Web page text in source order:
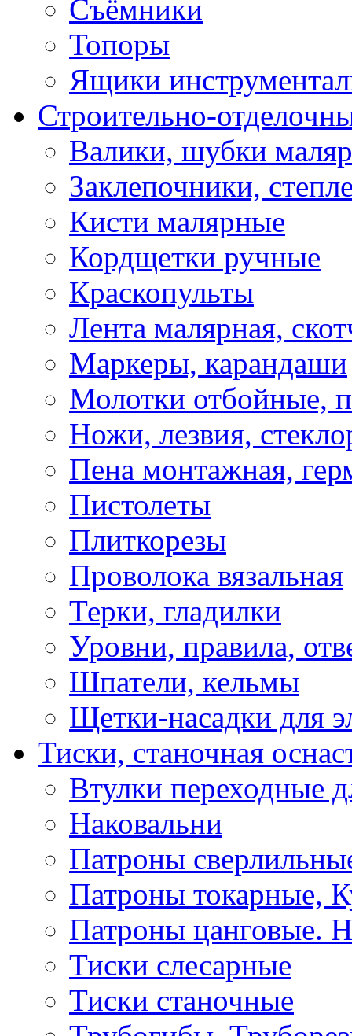
Съёмники
Топоры
Ящики
Строительно-
Валики, шубки
Заклепочники,
Кисти малярные
Кордщетки ручные
Краскопульты
Лента малярная,
Маркеры, карандаши
Молотки отбойные,
Ножи, лезвия,
Пена монтажная,
Пистолеты
Плиткорезы
Проволока вязальная
Терки, гладилки
Уровни, правила,
Шпатели, кельмы
Щетки-насадки для
Тиски, станочная
Втулки переходные
Наковальни
Патроны
Патроны токарные,
Патроны цанговые.
Тиски слесарные
Тиски станочные